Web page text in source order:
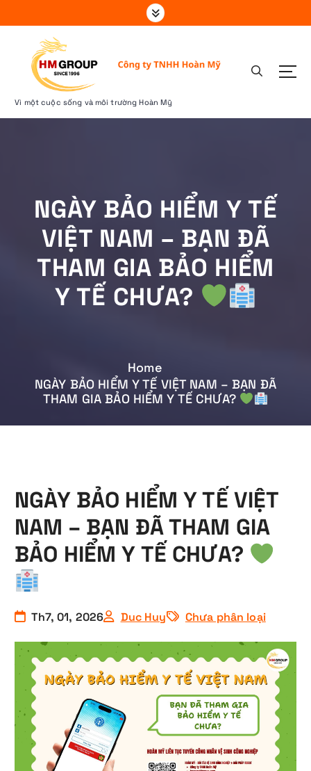
k
o
Vì một cuộc sống và môi trường Hoàn Mỹ
NGÀY BẢO HIỂM Y TẾ
VIỆT NAM – BẠN ĐÃ
THAM GIA BẢO HIỂM
Y TẾ CHƯA?
Home
NGÀY BẢO HIỂM Y TẾ VIỆT NAM – BẠN ĐÃ
THAM GIA BẢO HIỂM Y TẾ CHƯA?
NGÀY BẢO HIỂM Y TẾ VIỆT
NAM – BẠN ĐÃ THAM GIA
BẢO HIỂM Y TẾ CHƯA?
Th7, 01, 2026 Duc Huy Chưa phân loại